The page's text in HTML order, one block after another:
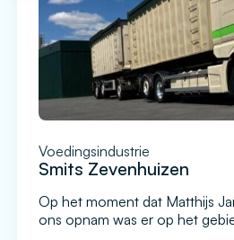
Voedingsindustrie
Smits Zevenhuizen
Op het moment dat Matthijs
ons opnam was er op het